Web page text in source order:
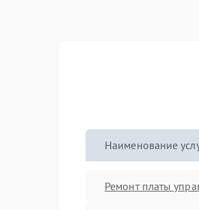
Наименование
Ремонт платы